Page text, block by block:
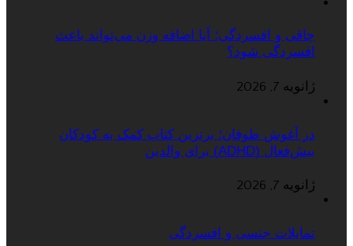
چاقی و افسردگی؛ آیا اضافه وزن می‌تواند باعث
افسردگی شود؟
ژانویه 7, 2026
در آغوش طوفان؛ برترین کتاب کمک به کودکان
بیش‌فعال (ADHD) برای والدین
ژانویه 7, 2026
تمایلات جنسی و افسردگی